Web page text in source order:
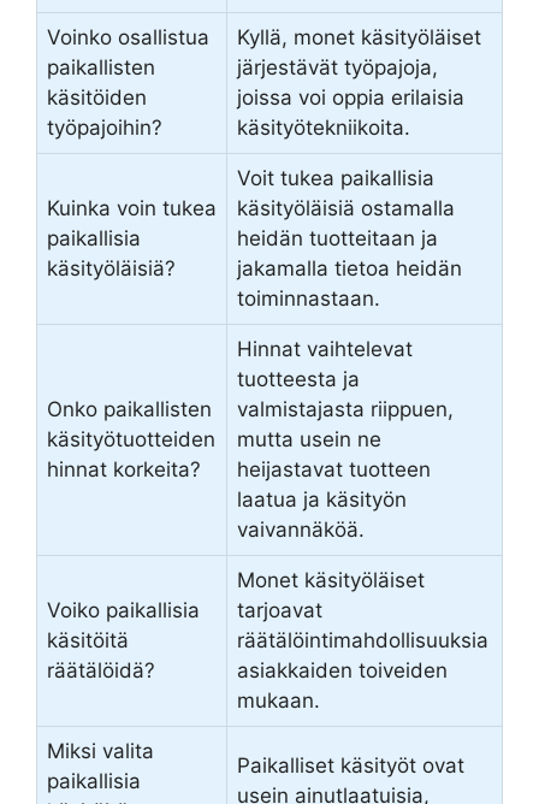
Voinko osallistua
paikallisten
käsitöiden
työpajoihin?
Kyllä, monet käsityöläiset
järjestävät työpajoja,
joissa voi oppia erilaisia
käsityötekniikoita.
Kuinka voin tukea
paikallisia
käsityöläisiä?
Voit tukea paikallisia
käsityöläisiä ostamalla
heidän tuotteitaan ja
jakamalla tietoa heidän
toiminnastaan.
Onko paikallisten
käsityötuotteiden
hinnat korkeita?
Hinnat vaihtelevat
tuotteesta ja
valmistajasta riippuen,
mutta usein ne
heijastavat tuotteen
laatua ja käsityön
vaivannäköä.
Voiko paikallisia
käsitöitä
räätälöidä?
Monet käsityöläiset
tarjoavat
räätälöintimahdollisuuksia
asiakkaiden toiveiden
mukaan.
Miksi valita
paikallisia
Paikalliset käsityöt ovat
usein ainutlaatuisia,